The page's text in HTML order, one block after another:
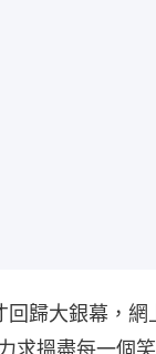
回歸大銀幕，
求搵盡每一個